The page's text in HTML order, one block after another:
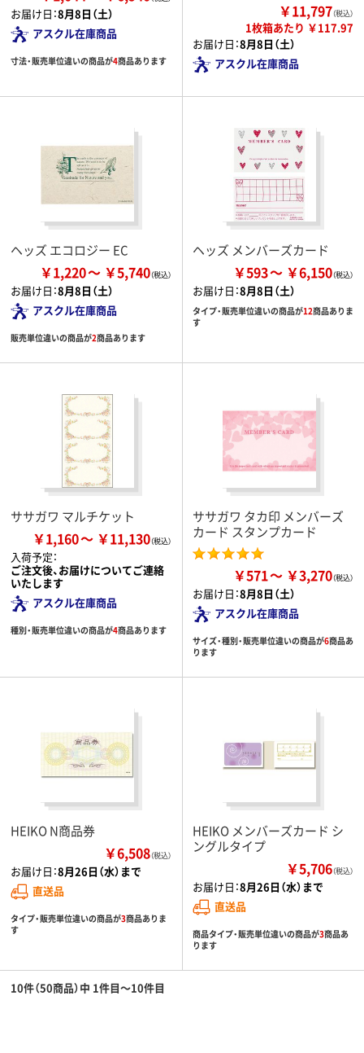
お届け日：8月8日（土）
アスクル在庫商品
寸法・販売単位違いの商品が4商品あります
￥11,797（税込）
1枚箱あたり ￥117.97
お届け日：8月8日（土）
アスクル在庫商品
ヘッズ エコロジー EC
￥1,220 ￥5,740
お届け日：8月8日（土）
アスクル在庫商品
販売単位違いの商品が2商品あります
ヘッズ メンバーズカード
￥593 ￥6,150
お届け日：8月8日（土）
タイプ・販売単位違いの商品が12商品ありま
す
ササガワ マルチケット
￥1,160 ￥11,130
入荷予定：
ご注文後、お届けについてご連絡
いたします
アスクル在庫商品
種別・販売単位違いの商品が4商品あります
ササガワ タカ印 メンバーズ
カード スタンプカード
￥571 ￥3,270
お届け日：8月8日（土）
アスクル在庫商品
サイズ・種別・販売単位違いの商品が6商品あ
ります
HEIKO N商品券
￥6,508（税込）
お届け日：8月26日（水）まで
直送品
タイプ・販売単位違いの商品が3商品ありま
す
HEIKO メンバーズカード シ
ングルタイプ
￥5,706（税込）
お届け日：8月26日（水）まで
直送品
商品タイプ・販売単位違いの商品が3商品あ
ります
10件（50商品）中 1件目～10件目